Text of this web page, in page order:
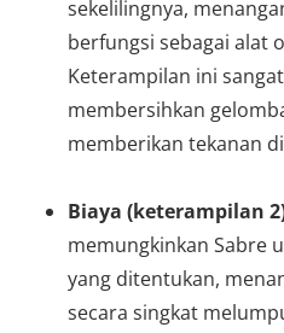
sekelilingnya,
berfungsi sebagai alat
Keterampilan ini
membersihkan
memberikan tekanan
Biaya (keterampilan
memungkinkan Sabre
yang ditentukan,
secara singkat